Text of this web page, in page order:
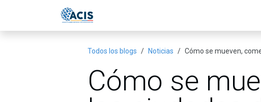
Todos los blogs Noticias Cómo se mueven,
Cómo se